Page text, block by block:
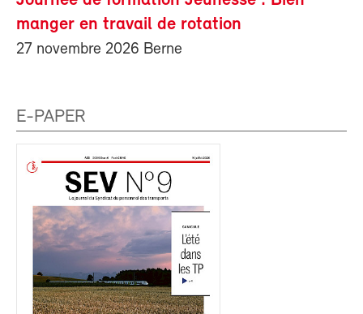
manger en travail de rotation
27 novembre 2026 Berne
E-PAPER